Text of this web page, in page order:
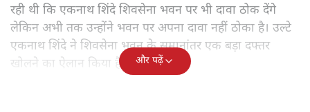
रही थी कि एकनाथ शिंदे शिवसेना भवन पर भी दावा ठोक देंगे
लेकिन अभी तक उन्होंने भवन पर अपना दावा नहीं ठोका है। उल्टे
एकनाथ शिंदे ने शिवसेना भवन के समानांतर एक बड़ा दफ्तर
खोलने का ऐलान किया है।
और पढ़ें